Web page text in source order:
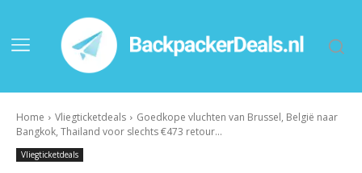
Home Vliegticketdeals
Goedkope vluchten van Brussel, België naar
Bangkok, Thailand voor slechts €473 retour...
Vliegticketdeals